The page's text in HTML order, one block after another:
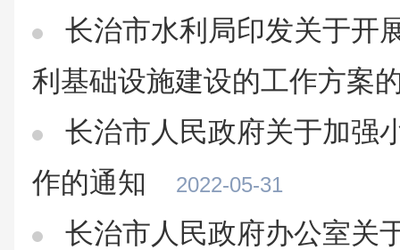
长治市水利局印发关于开
利基础设施建设的工作方案
长治市人民政府关于加强
作的通知
2022-05-31
长治市人民政府办公室关